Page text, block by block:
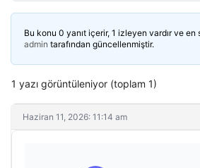
Bu konu 0 yanıt içerir, 1 izleyen vardır ve en
admin tarafından güncellenmiştir.
1 yazı görüntüleniyor (toplam 1)
Haziran 11, 2026: 11:14 am